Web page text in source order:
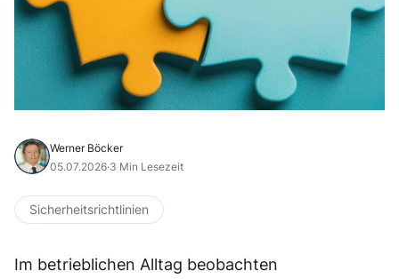
Werner Böcker
05.07.2026·3 Min Lesezeit
Sicherheitsrichtlinien
Im betrieblichen Alltag beobachten